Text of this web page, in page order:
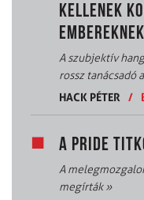
KELLENEK
A szubjektív
rossz tanácsadó
HACK PÉTER
/
A PRIDE
A
megírták»